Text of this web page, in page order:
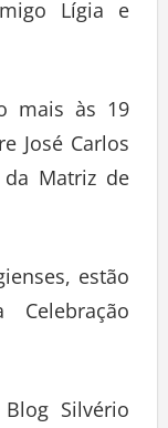
Lígia e
mais às 19
José Carlos
Matriz de
estão
Silvério